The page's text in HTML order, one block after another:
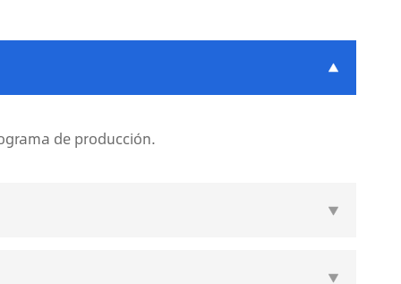

de producción.

